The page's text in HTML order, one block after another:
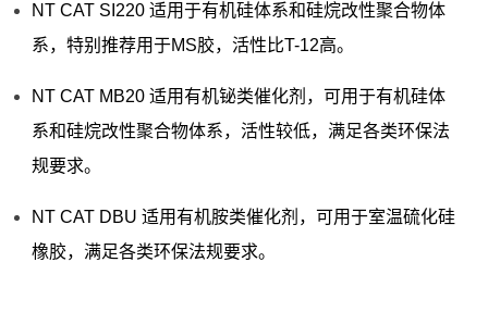
NT CAT SI220 适用于有机硅体系和硅烷改性聚合物体
系，特别推荐用于MS胶，活性比T-12高。
NT CAT MB20 适用有机铋类催化剂，可用于有机硅体
系和硅烷改性聚合物体系，活性较低，满足各类环保法
规要求。
NT CAT DBU 适用有机胺类催化剂，可用于室温硫化硅
橡胶，满足各类环保法规要求。